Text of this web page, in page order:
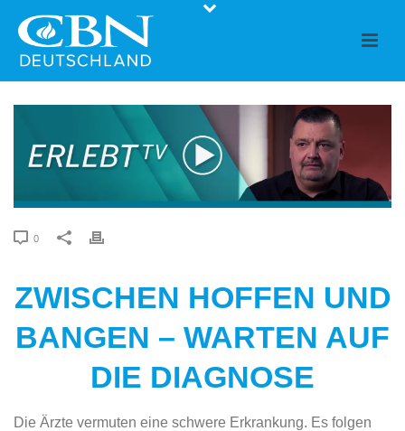
0
ZWISCHEN HOFFEN UND
BANGEN – WARTEN AUF
DIE DIAGNOSE
Die Ärzte vermuten eine schwere Erkrankung. Es folgen